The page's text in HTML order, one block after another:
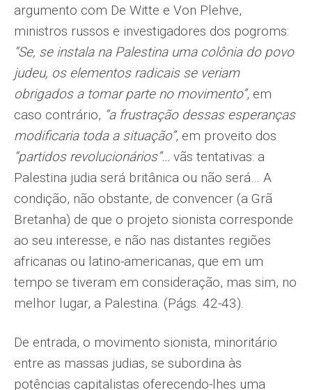
argumento com De Witte e Von Plehve,
ministros russos e investigadores dos pogroms:
“Se, se instala na Palestina uma colônia do povo
judeu, os elementos radicais se veriam
obrigados a tomar parte no movimento”, em
caso contrário, “a frustração dessas esperanças
modificaria toda a situação”, em proveito dos
“partidos revolucionários”… vãs tentativas: a
Palestina judia será britânica ou não será… A
condição, não obstante, de convencer (a Grã
Bretanha) de que o projeto sionista corresponde
ao seu interesse, e não nas distantes regiões
africanas ou latino-americanas, que em um
tempo se tiveram em consideração, mas sim, no
melhor lugar, a Palestina. (Págs. 42-43).
De entrada, o movimento sionista, minoritário
entre as massas judias, se subordina às
potências capitalistas oferecendo-lhes uma